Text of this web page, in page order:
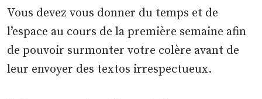
Vous devez vous donner du temps et de
l’espace au cours de la première semaine afin
de pouvoir surmonter votre colère avant de
leur envoyer des textos irrespectueux.